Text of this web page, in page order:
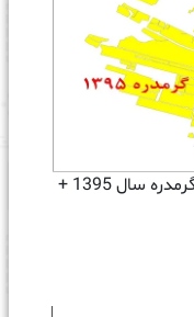
نقشه شیپ فایل بلوک آماری شهر گرمدره سال 1395 +